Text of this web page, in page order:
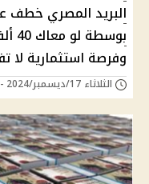
البريد المصري خطف
وفرصة استثمارية لا
الثلاثاء 17/ديسمبر/2024 - 10:49 م